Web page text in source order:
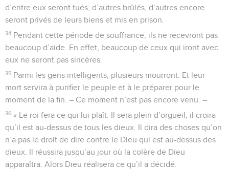
d’entre eux seront tués, d’autres brûlés, d’autres encore
seront privés de leurs biens et mis en prison.
34 Pendant cette période de souffrance, ils ne recevront pas
beaucoup d’aide. En effet, beaucoup de ceux qui iront avec
eux ne seront pas sincères.
35 Parmi les gens intelligents, plusieurs mourront. Et leur
mort servira à purifier le peuple et à le préparer pour le
moment de la fin. – Ce moment n’est pas encore venu. –
36 « Le roi fera ce qui lui plaît. Il sera plein d’orgueil, il croira
qu’il est au-dessus de tous les dieux. Il dira des choses qu’on
n’a pas le droit de dire contre le Dieu qui est au-dessus des
dieux. Il réussira jusqu’au jour où la colère de Dieu
apparaîtra. Alors Dieu réalisera ce qu’il a décidé.